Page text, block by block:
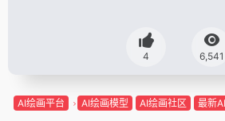
4 6,541
AI绘画平台 AI绘画模型 AI绘画社区 最新